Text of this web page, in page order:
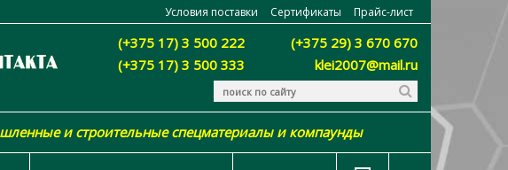
Условия поставки Сертификаты Прайс-лист
(+375 17) 3 500 222
(+375 29) 3 670 670
(+375 17) 3 500 333
klei2007@mail.ru
и строительные спецматериалы и компаунды